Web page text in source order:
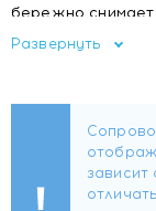
бережно снимает
защищает
Для кого
Средство
проходящей
Развернуть